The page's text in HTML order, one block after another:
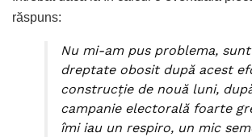
răspuns:
Nu mi-am pus problema,
dreptate obosit după acest
construcţie de nouă luni,
campanie electorală foarte
îmi iau un respiro, un mic